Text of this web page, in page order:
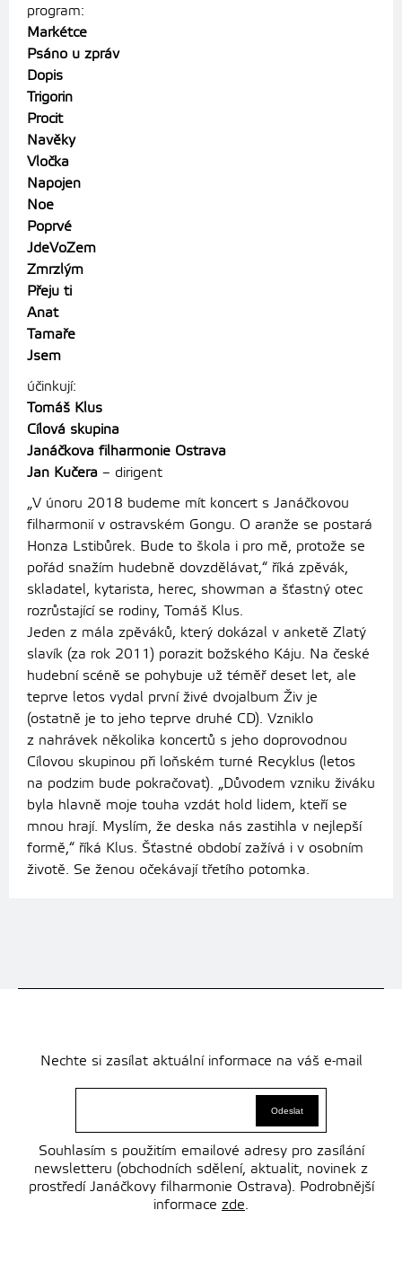
program:
Markétce
Psáno u zpráv
Dopis
Trigorin
Procit
Navěky
Vločka
Napojen
Noe
Poprvé
JdeVoZem
Zmrzlým
Přeju ti
Anat
Tamaře
Jsem
účinkují:
Tomáš Klus
Cílová skupina
Janáčkova filharmonie Ostrava
Jan Kučera – dirigent
„V únoru 2018 budeme mít koncert s Janáčkovou
filharmonií v ostravském Gongu. O aranže se postará
Honza Lstibůrek. Bude to škola i pro mě, protože se
pořád snažím hudebně dovzdělávat,“ říká zpěvák,
skladatel, kytarista, herec, showman a šťastný otec
rozrůstající se rodiny, Tomáš Klus.
Jeden z mála zpěváků, který dokázal v anketě Zlatý
slavík (za rok 2011) porazit božského Káju. Na české
hudební scéně se pohybuje už téměř deset let, ale
teprve letos vydal první živé dvojalbum Živ je
(ostatně je to jeho teprve druhé CD). Vzniklo
z nahrávek několika koncertů s jeho doprovodnou
Cílovou skupinou při loňském turné Recyklus (letos
na podzim bude pokračovat). „Důvodem vzniku živáku
byla hlavně moje touha vzdát hold lidem, kteří se
mnou hrají. Myslím, že deska nás zastihla v nejlepší
formě,“ říká Klus. Šťastné období zažívá i v osobním
životě. Se ženou očekávají třetího potomka.
Nechte si zasílat aktuální informace na váš e-mail
Souhlasím s použitím emailové adresy pro zasílání
newsletteru (obchodních sdělení, aktualit, novinek z
prostředí Janáčkovy filharmonie Ostrava). Podrobnější
informace zde.